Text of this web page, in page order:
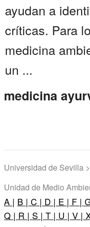
ayudan a
críticas. Para
medicina
un ...
medicina
Universidad de Sevilla
Unidad de Medio
A | B | C | D | E | F |
Q | R | S | T | U | V |